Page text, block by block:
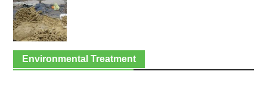
Environmental Treatment